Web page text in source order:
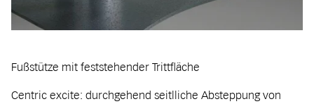
Fußstütze mit feststehender Trittfläche
Centric excite: durchgehend seitlliche Absteppung von